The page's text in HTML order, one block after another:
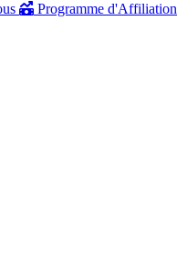
Programme d'Affiliation